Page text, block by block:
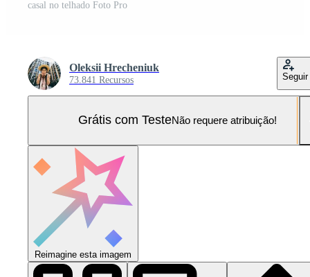
casal no telhado Foto Pro
Oleksii Hrecheniuk
73.841 Recursos Seguir
Grátis com TesteNão requere atribuição!
Reimagine esta imagem